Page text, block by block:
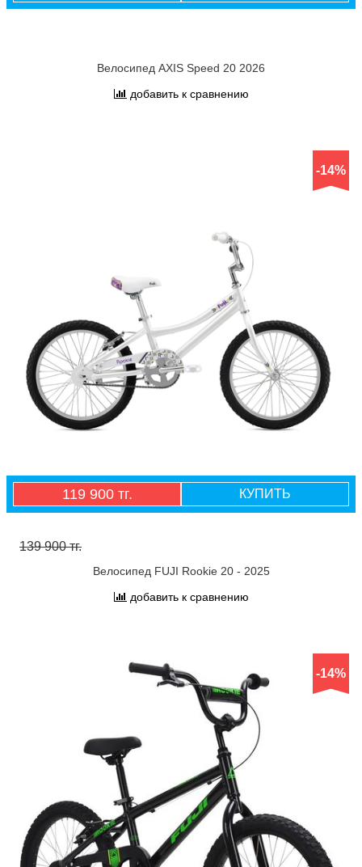
Велосипед AXIS Speed 20 2026
добавить к сравнению
-14%
119 900 тг. КУПИТЬ
139 900 тг.
Велосипед FUJI Rookie 20 - 2025
добавить к сравнению
-14%